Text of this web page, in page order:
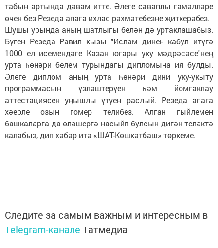
табын артында дәвам итте. Әлеге саваплы гамәлләре
өчен без Резеда апага ихлас рәхмәтебезне җиткерәбез.
Шушы урында аның шатлыгы белән дә уртаклашабыз.
Бүген Резеда Равил кызы "Ислам динен кабул итүгә
1000 ел исемендәге Казан югары уку мәдрәсәсе"нең
урта һөнәри белем турындагы дипломына ия булды.
Әлеге диплом аның урта һөнәри дини уку-укыту
программасын үзләштерүен һәм йомгаклау
аттестациясен уңышлы үтүен раслый. Резеда апага
хәерле озын гомер телибез. Алган гыйлемен
башкаларга да өләшергә насыйп булсын дигән теләктә
калабыз, дип хәбәр итә «ШАТ-Көшкәтбаш» төркеме.
Следите за самым важным и интересным в
Telegram-канале Татмедиа